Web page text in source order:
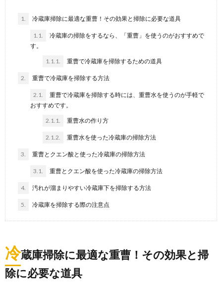
1. 冷蔵庫掃除に最適な重曹！その効果と掃除に必要な道具
1.1.
冷蔵庫の掃除をするなら、「重曹」を使うのがおすすめで
す。
1.1.1. 重曹で冷蔵庫を掃除するための道具
2. 重曹で冷蔵庫を掃除する方法
2.1.
重曹で冷蔵庫を掃除する時には、重曹水を使うのが手軽で
おすすめです。
2.1.1. 重曹水の作り方
2.1.2. 重曹水を使った冷蔵庫の掃除方法
3. 重曹とクエン酸と使った冷蔵庫の掃除方法
3.1. 重曹とクエン酸を使った冷蔵庫の掃除方法
4. 汚れが溜まりやすい冷蔵庫下を掃除する方法
5. 冷蔵庫を掃除する際の注意点
冷蔵庫掃除に最適な重曹！その効果と掃
除に必要な道具